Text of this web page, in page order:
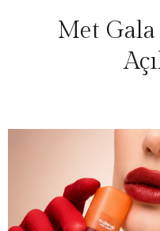
Met Gala